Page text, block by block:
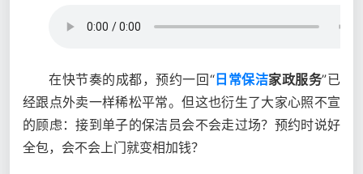
在快节奏的成都，预约一回“日常保洁家政服务”已
经跟点外卖一样稀松平常。但这也衍生了大家心照不宣
的顾虑：接到单子的保洁员会不会走过场？预约时说好
全包，会不会上门就变相加钱？